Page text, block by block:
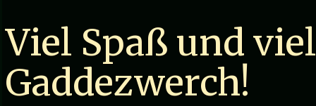
Viel Spaß und
Gaddezwerch!